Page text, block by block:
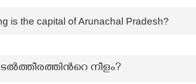
is the capital of Arunachal Pradesh?
നീളം?